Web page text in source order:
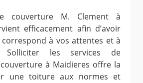
couverture M. Clement à
efficacement afin d’avoir
à vos attentes et à
Solliciter les services de
à Maidieres offre la
une toiture aux normes et